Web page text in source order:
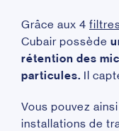
Grâce aux 4
Cubair possède
rétention des
particules. Il
Vous pouvez
installations de